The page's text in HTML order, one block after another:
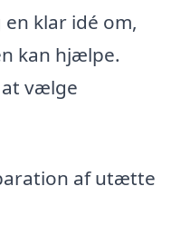
klar idé om,
kan hjælpe.
vælge
af utætte